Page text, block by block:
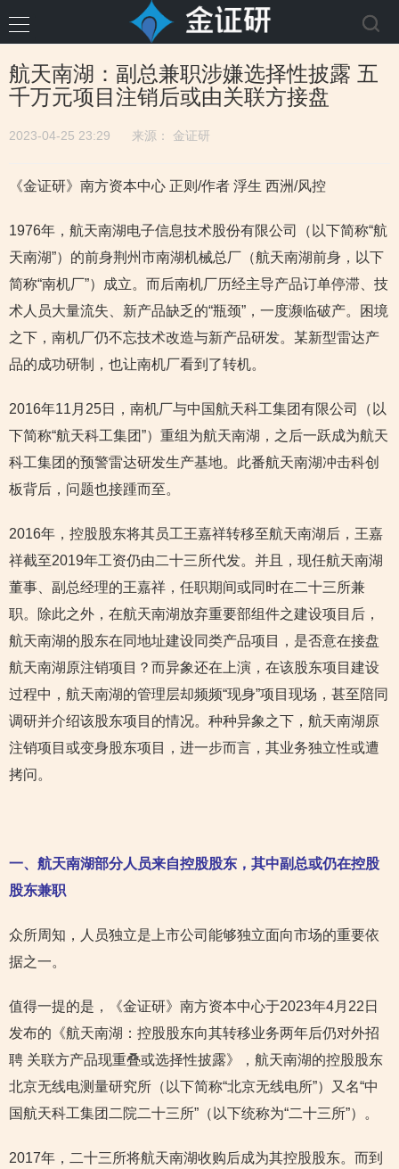
航天南湖：副总兼职涉嫌选择性披露 五
千万元项目注销后或由关联方接盘
2023-04-25 23:29 来源： 金证研
《金证研》南方资本中心 正则/作者 浮生 西洲/风控
1976年，航天南湖电子信息技术股份有限公司（以下简称“航
天南湖”）的前身荆州市南湖机械总厂（航天南湖前身，以下
简称“南机厂”）成立。而后南机厂历经主导产品订单停滞、技
术人员大量流失、新产品缺乏的“瓶颈”，一度濒临破产。困境
之下，南机厂仍不忘技术改造与新产品研发。某新型雷达产
品的成功研制，也让南机厂看到了转机。
2016年11月25日，南机厂与中国航天科工集团有限公司（以
下简称“航天科工集团”）重组为航天南湖，之后一跃成为航天
科工集团的预警雷达研发生产基地。此番航天南湖冲击科创
板背后，问题也接踵而至。
2016年，控股股东将其员工王嘉祥转移至航天南湖后，王嘉
祥截至2019年工资仍由二十三所代发。并且，现任航天南湖
董事、副总经理的王嘉祥，任职期间或同时在二十三所兼
职。除此之外，在航天南湖放弃重要部组件之建设项目后，
航天南湖的股东在同地址建设同类产品项目，是否意在接盘
航天南湖原注销项目？而异象还在上演，在该股东项目建设
过程中，航天南湖的管理层却频频“现身”项目现场，甚至陪同
调研并介绍该股东项目的情况。种种异象之下，航天南湖原
注销项目或变身股东项目，进一步而言，其业务独立性或遭
拷问。
一、航天南湖部分人员来自控股股东，其中副总或仍在控股
股东兼职
众所周知，人员独立是上市公司能够独立面向市场的重要依
据之一。
值得一提的是，《金证研》南方资本中心于2023年4月22日
发布的《航天南湖：控股股东向其转移业务两年后仍对外招
聘 关联方产品现重叠或选择性披露》，航天南湖的控股股东
北京无线电测量研究所（以下简称“北京无线电所”）又名“中
国航天科工集团二院二十三所”（以下统称为“二十三所”）。
2017年，二十三所将航天南湖收购后成为其控股股东。而到